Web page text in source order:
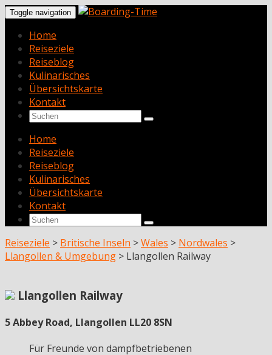
Toggle navigation
Home
Reiseziele
Reiseblog
Kulinarisches
Übersichtskarte
Kontakt
Home
Reiseziele
Reiseblog
Kulinarisches
Übersichtskarte
Kontakt
Reiseziele > Britische Inseln >Wales > Nordwales >
Llangollen & Umgebung > Llangollen Railway
Llangollen Railway
5 Abbey Road, Llangollen LL20 8SN
Für Freunde von dampfbetriebenen